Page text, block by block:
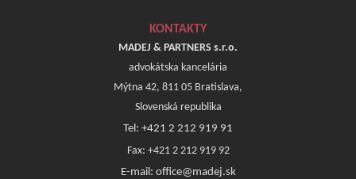
KONTAKTY
MADEJ & PARTNERS s.r.o.
advokátska kancelária
Mýtna 42, 811 05 Bratislava,
Slovenská republika
Tel: +421 2 212 919 91
Fax: +421 2 212 919 92
E-mail: office@madej.sk